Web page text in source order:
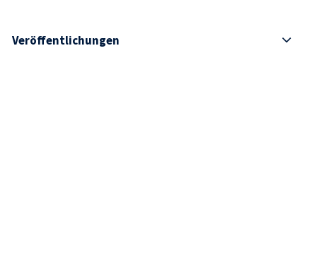
Veröffentlichungen